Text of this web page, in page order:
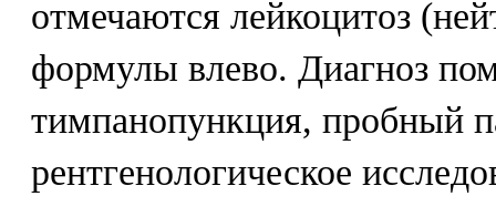
отмечаются лейкоцитоз
формулы влево. Диагноз
тимпанопункция, пробный
рентгенологическое